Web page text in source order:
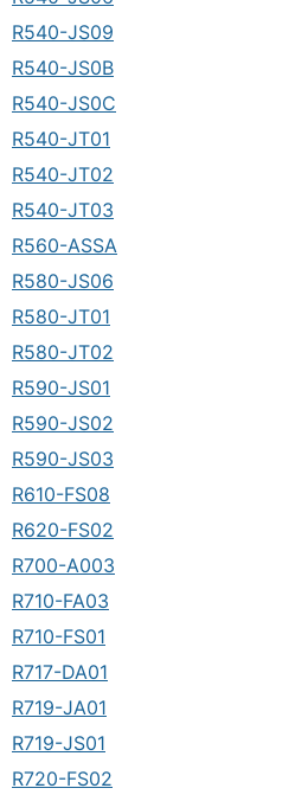
R540-JS09
R540-JS0B
R540-JS0C
R540-JT01
R540-JT02
R540-JT03
R560-ASSA
R580-JS06
R580-JT01
R580-JT02
R590-JS01
R590-JS02
R590-JS03
R610-FS08
R620-FS02
R700-A003
R710-FA03
R710-FS01
R717-DA01
R719-JA01
R719-JS01
R720-FS02